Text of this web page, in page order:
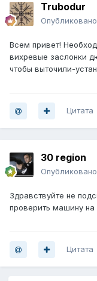
Trubodur
Опубликовано
Всем привет!
вихревые заслонки
чтобы выточили-
Цитата
30 region
Опубликовано
Здравствуйте не
проверить машину на
Цитата